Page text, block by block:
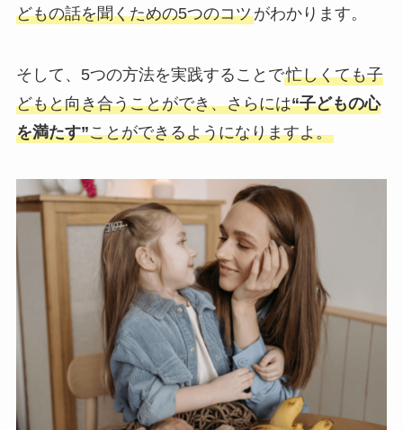
どもの話を聞くための5つのコツがわかります。
そして、5つの方法を実践することで忙しくても子
どもと向き合うことができ、さらには“子どもの心
を満たす”ことができるようになりますよ。